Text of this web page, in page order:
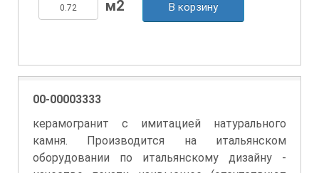
В корзину
00-00003333
керамогранит с имитацией натурального
камня. Производится на итальянском
оборудовании по итальянскому дизайну -